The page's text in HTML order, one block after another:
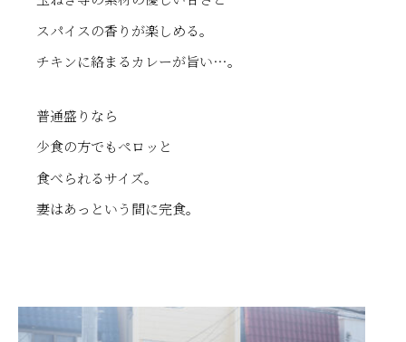
スパイスの香りが楽しめる。
チキンに絡まるカレーが旨い…。
普通盛りなら
少食の方でもペロッと
食べられるサイズ。
妻はあっという間に完食。